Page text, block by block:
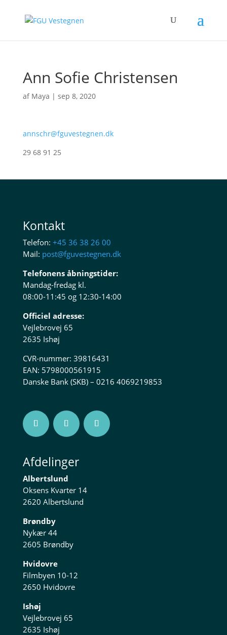
Ann Sofie Christensen
af Maya | sep 8, 2020
annschr@fguvestegnen.dk
29 68 91 25
Kontakt
Telefon: +45 36 38 26 00
Mail: post@fguvestegnen.dk
Telefonens åbningstider:
Mandag-fredag kl.
08:00-11:45 og 12:30-14:00
Officiel adresse:
Vejlebrovej 65
2635 Ishøj
CVR-nummer: 39816431
EAN: 5798000561915
Danske Bank (SKB) – 0216 4069219853
Afdelinger
Albertslund
Oksens Kvarter 14
2620 Albertslund
Brøndby
Nykær 44
2605 Brøndby
Hvidovre
Filmbyen 10-12
2650 Hvidovre
Ishøj
Vejlebrovej 65
2635 Ishøj